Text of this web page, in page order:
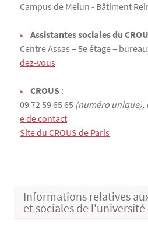
Campus de Melun - Bâtiment
Assistantes sociales du
Centre Assas – 5e étage –
dez-vous
CROUS :
09 72 59 65 65 (numéro unique),
e de contact
Site du CROUS de Paris
Informations relatives
et sociales de l'université